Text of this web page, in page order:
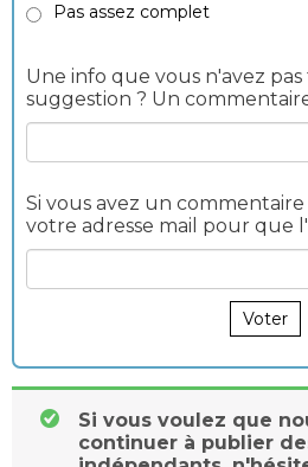
Pas assez complet
Une info que vous n'avez
suggestion ? Un
Si vous avez un
votre adresse mail pour que
Voter
Si vous voulez que
continuer à publier